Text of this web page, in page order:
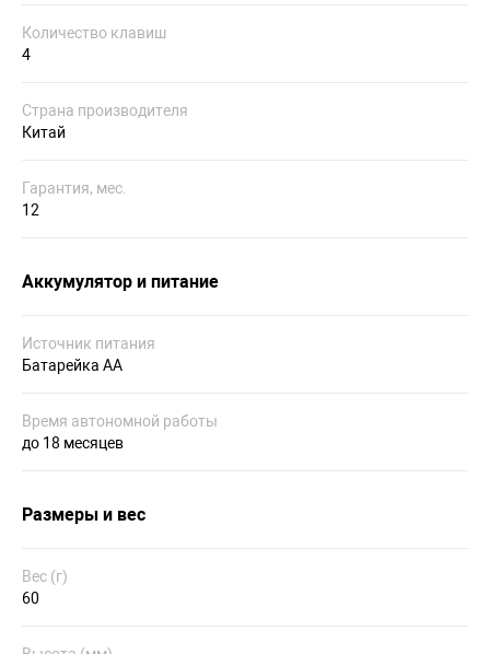
Количество клавиш
4
Страна производителя
Китай
Гарантия, мес.
12
Аккумулятор и питание
Источник питания
Батарейка AA
Время автономной работы
до 18 месяцев
Размеры и вес
Вес (г)
60